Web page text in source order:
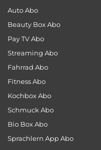
Auto Abo
Beauty Box Abo
Pay TV Abo
Streaming Abo
Fahrrad Abo
Fitness Abo
Kochbox Abo
Schmuck Abo
Bio Box Abo
Sprachlern App Abo